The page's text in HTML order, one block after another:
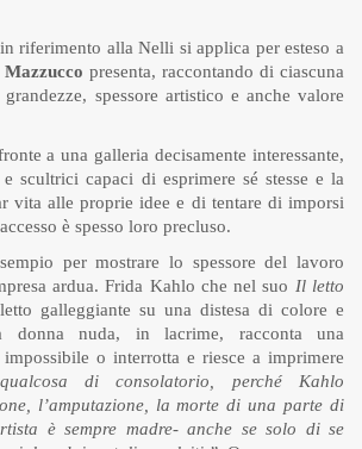
riferimento alla Nelli si applica per esteso a
Mazzucco presenta, raccontando di ciascuna
spessore artistico e anche valore
a una galleria decisamente interessante,
scultrici capaci di esprimere sé stesse e la
vita alle proprie idee e di tentare di imporsi
è spesso loro precluso.
per mostrare lo spessore del lavoro
ardua. Frida Kahlo che nel suo Il letto
galleggiante su una distesa di colore e
donna nuda, in lacrime, racconta una
impossibile o interrotta e riesce a imprimere
di consolatorio, perché Kahlo
l’amputazione, la morte di una parte di
è sempre madre- anche se solo di se